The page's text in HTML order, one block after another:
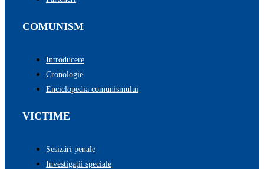
COMUNISM
Introducere
Cronologie
Enciclopedia comunismului
VICTIME
Sesizări penale
Investigații speciale